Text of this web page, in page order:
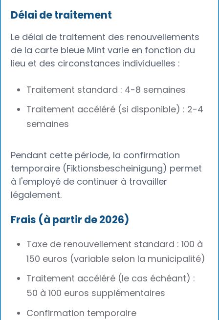
Délai de traitement
Le délai de traitement des renouvellements
de la carte bleue Mint varie en fonction du
lieu et des circonstances individuelles :
Traitement standard : 4-8 semaines
Traitement accéléré (si disponible) : 2-4
semaines
Pendant cette période, la confirmation
temporaire (Fiktionsbescheinigung) permet
à l'employé de continuer à travailler
légalement.
Frais (à partir de 2026)
Taxe de renouvellement standard : 100 à
150 euros (variable selon la municipalité)
Traitement accéléré (le cas échéant) :
50 à 100 euros supplémentaires
Confirmation temporaire